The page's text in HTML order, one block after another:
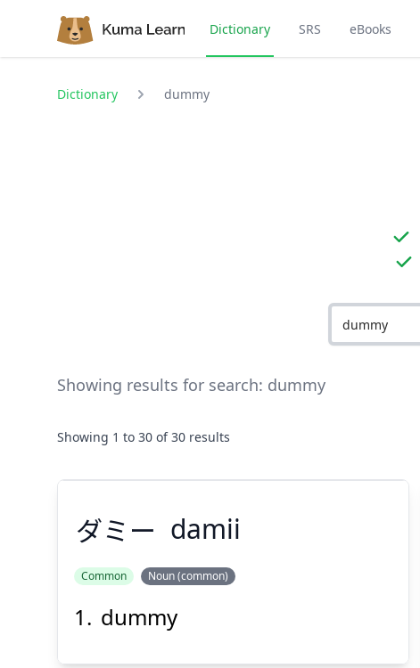
Dictionary SRS eBooks
Dictionary dummy
Showing results for search: dummy
Showing 1 to 30 of 30 results
ダミー damii
Common Noun (common)
dummy